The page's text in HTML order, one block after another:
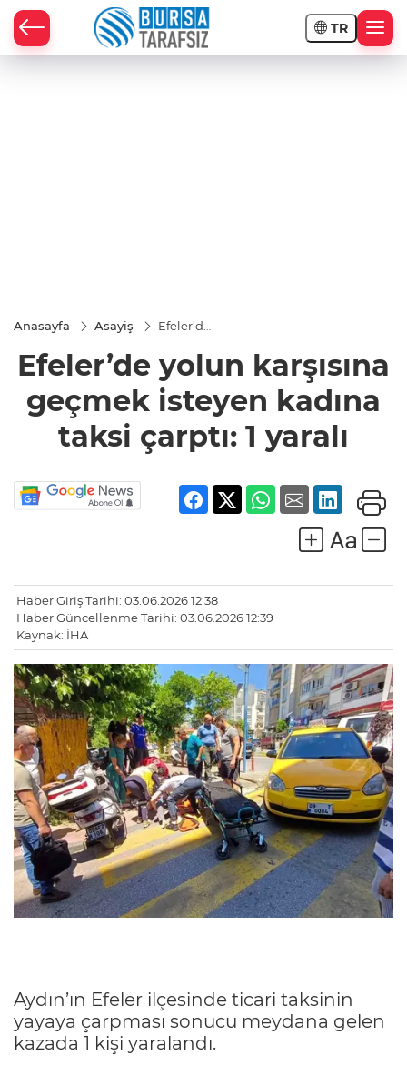
TR
Anasayfa Asayiş
Efeler’de
karşısına
geçmek
isteyen
kadına
taksi
çarptı: 1
yaralı
Efeler’de yolun karşısına
geçmek isteyen kadına
taksi çarptı: 1 yaralı
Haber Giriş Tarihi: 03.06.2026 12:38
Haber Güncellenme Tarihi: 03.06.2026 12:39
Kaynak: İHA
Aydın’ın Efeler ilçesinde ticari taksinin
yayaya çarpması sonucu meydana gelen
kazada 1 kişi yaralandı.